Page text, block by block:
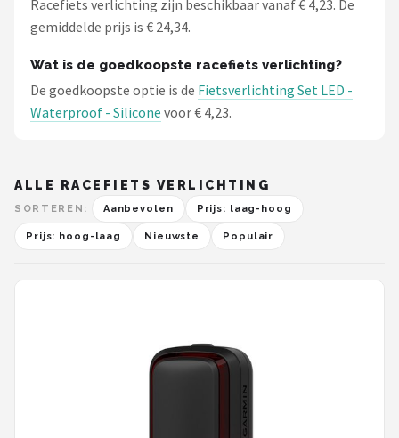
Racefiets verlichting zijn beschikbaar vanaf € 4,23. De
gemiddelde prijs is € 24,34.
Wat is de goedkoopste racefiets verlichting?
De goedkoopste optie is de Fietsverlichting Set LED -
Waterproof - Silicone voor € 4,23.
ALLE RACEFIETS VERLICHTING
SORTEREN: Aanbevolen Prijs: laag-hoog
Prijs: hoog-laag Nieuwste Populair